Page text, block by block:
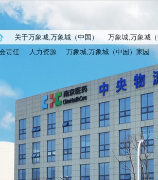
关于万象城,万象城（中国） 万象城,万象城（
责任
人力资源 万象城,万象城（中国）家园